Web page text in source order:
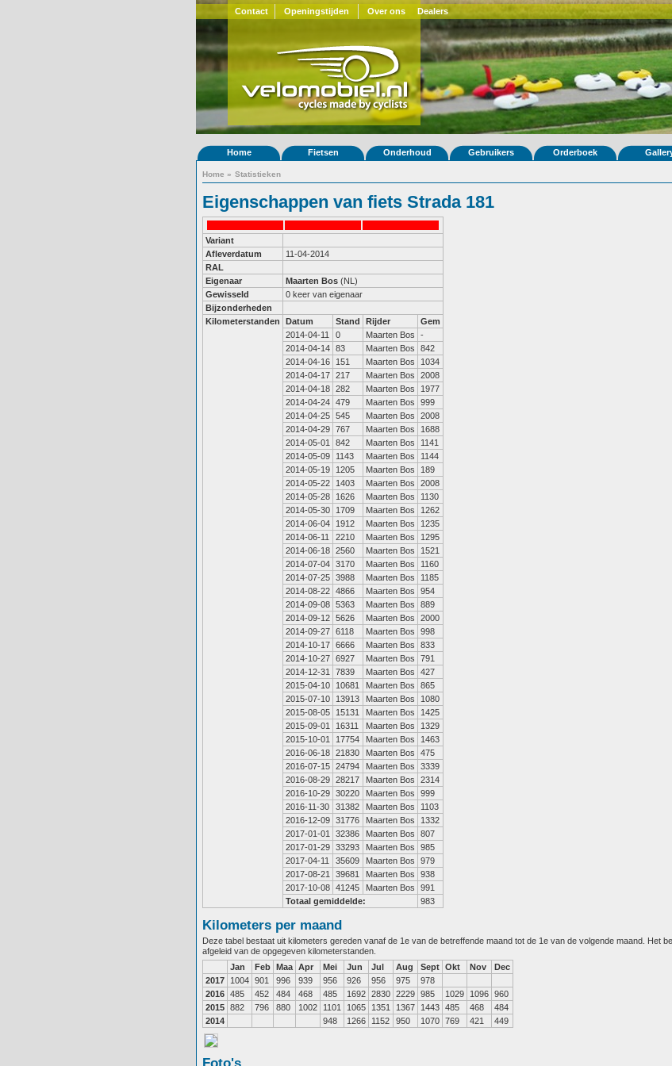
Contact Openingstijden Over ons Dealers
Home Fietsen Onderhoud Gebruikers Orderboek
Home » Statistieken
Eigenschappen van fiets Strada 181
Variant
Afleverdatum
11-04-2014
RAL
Eigenaar
Maarten Bos (NL)
Gewisseld
0 keer van eigenaar
Bijzonderheden
Kilometerstanden
Datum Stand Rijder
Gem
2014-04-11
0 Maarten Bos
-
2014-04-14 83 Maarten Bos
842
2014-04-16
151 Maarten Bos
1034
2014-04-17 217 Maarten Bos
2008
2014-04-18 282 Maarten Bos
1977
2014-04-24 479 Maarten Bos
999
2014-04-25 545 Maarten Bos
2008
2014-04-29 767 Maarten Bos
1688
2014-05-01
842 Maarten Bos
1141
2014-05-09
1143 Maarten Bos
1144
2014-05-19
1205 Maarten Bos
189
2014-05-22
1403 Maarten Bos
2008
2014-05-28
1626 Maarten Bos
1130
2014-05-30
1709 Maarten Bos
1262
2014-06-04
1912 Maarten Bos
1235
2014-06-11
2210 Maarten Bos
1295
2014-06-18 2560 Maarten Bos
1521
2014-07-04 3170 Maarten Bos
1160
2014-07-25 3988 Maarten Bos
1185
2014-08-22 4866 Maarten Bos
954
2014-09-08 5363 Maarten Bos
889
2014-09-12 5626 Maarten Bos
2000
2014-09-27 6118 Maarten Bos
998
2014-10-17 6666 Maarten Bos
833
2014-10-27 6927 Maarten Bos
791
2014-12-31
7839 Maarten Bos
427
2015-04-10
10681 Maarten Bos
865
2015-07-10
13913 Maarten Bos
1080
2015-08-05
15131 Maarten Bos
1425
2015-09-01
16311 Maarten Bos
1329
2015-10-01
17754 Maarten Bos
1463
2016-06-18 21830 Maarten Bos
475
2016-07-15 24794 Maarten Bos
3339
2016-08-29 28217 Maarten Bos
2314
2016-10-29 30220 Maarten Bos
999
2016-11-30
31382 Maarten Bos
1103
2016-12-09 31776 Maarten Bos
1332
2017-01-01
32386 Maarten Bos
807
2017-01-29 33293 Maarten Bos
985
2017-04-11
35609 Maarten Bos
979
2017-08-21
39681 Maarten Bos
938
2017-10-08 41245 Maarten Bos
991
Totaal gemiddelde:
983
Kilometers per maand
Deze tabel bestaat uit kilometers gereden vanaf de 1e van de betreffende maand tot de 1e van de volgende maand. Het
afgeleid van de opgegeven kilometerstanden.
Jan
Feb Maa Apr Mei Jun Jul Aug Sept Okt Nov
Dec
2017
1004 901 996 939 956 926 956 975
978
2016 485 452 484 468 485 1692 2830 2229 985 1029 1096 960
2015 882 796 880 1002 1101 1065 1351 1367 1443 485 468
484
2014
948 1266 1152 950 1070 769 421 449
Foto's